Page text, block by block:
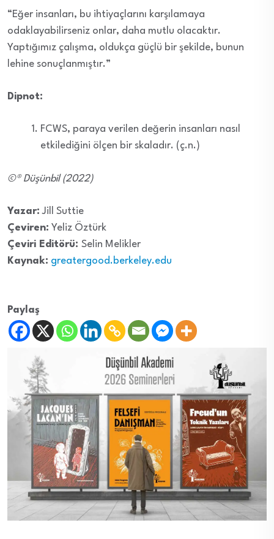
“Eğer insanları, bu ihtiyaçlarını karşılamaya
odaklayabilirseniz onlar, daha mutlu olacaktır.
Yaptığımız çalışma, oldukça güçlü bir şekilde, bunun
lehine sonuçlanmıştır.”
Dipnot:
FCWS, paraya verilen değerin insanları nasıl
etkilediğini ölçen bir skaladır. (ç.n.)
©® Düşünbil (2022)
Yazar: Jill Suttie
Çeviren: Yeliz Öztürk
Çeviri Editörü: Selin Melikler
Kaynak: greatergood.berkeley.edu
Paylaş